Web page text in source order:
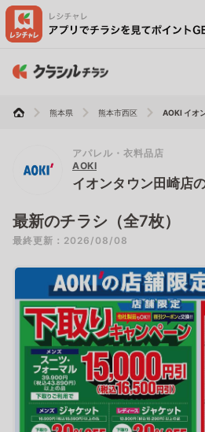
熊本県 熊本市西区 AOKI イオ
アパレル・衣料品店
AOKI
イオンタウン田崎店
最新のチラシ（全7枚）
最終更新：2026/08/08